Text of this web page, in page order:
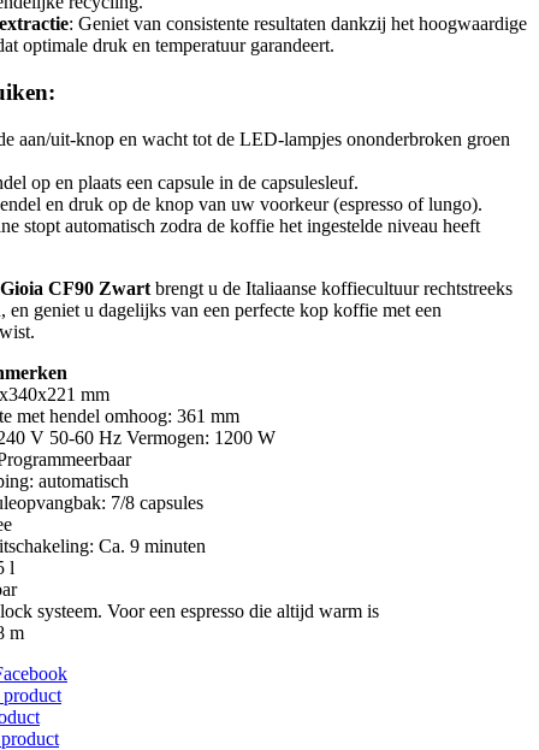
: Geniet van consistente resultaten dankzij het hoogwaardige
optimale druk en temperatuur garandeert.
aan/uit-knop en wacht tot de LED-lampjes ononderbroken groen
op en plaats een capsule in de capsulesleuf.
en druk op de knop van uw voorkeur (espresso of lungo).
stopt automatisch zodra de koffie het ingestelde niveau heeft
CF90 Zwart brengt u de Italiaanse koffiecultuur rechtstreeks
en geniet u dagelijks van een perfecte kop koffie met een
mm
met hendel omhoog: 361 mm
V 50-60 Hz Vermogen: 1200 W
automatisch
7/8 capsules
Ca. 9 minuten
l
systeem. Voor een espresso die altijd warm is
m